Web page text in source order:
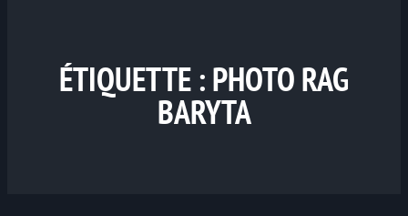
ÉTIQUETTE :PHOTO RAG
BARYTA